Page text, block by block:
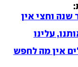
וחצי אין
עלינו
אין מה לחפש